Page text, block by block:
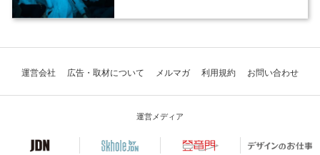
運営会社 広告・取材について メルマガ 利用規約 お問い合わせ
運営メディア